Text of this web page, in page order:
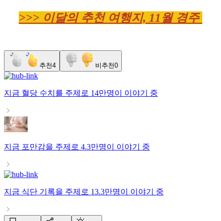
>>> 이달의 추천 여행지, 11월 경주
추천4 비추천0
지금 혈당 수치 를 주제로 14만명이 이야기 중
지금 포만감을 주제로 4.3만명이 이야기 중
지금 식단 기록을 주제로 13.3만명이 이야기 중